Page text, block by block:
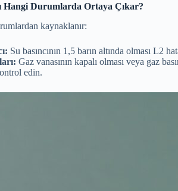
Hangi Durumlarda Ortaya Çıkar?
kaynaklanır:
Su basıncının 1,5 barın altında olması L2
Gaz vanasının kapalı olması veya gaz
edin.